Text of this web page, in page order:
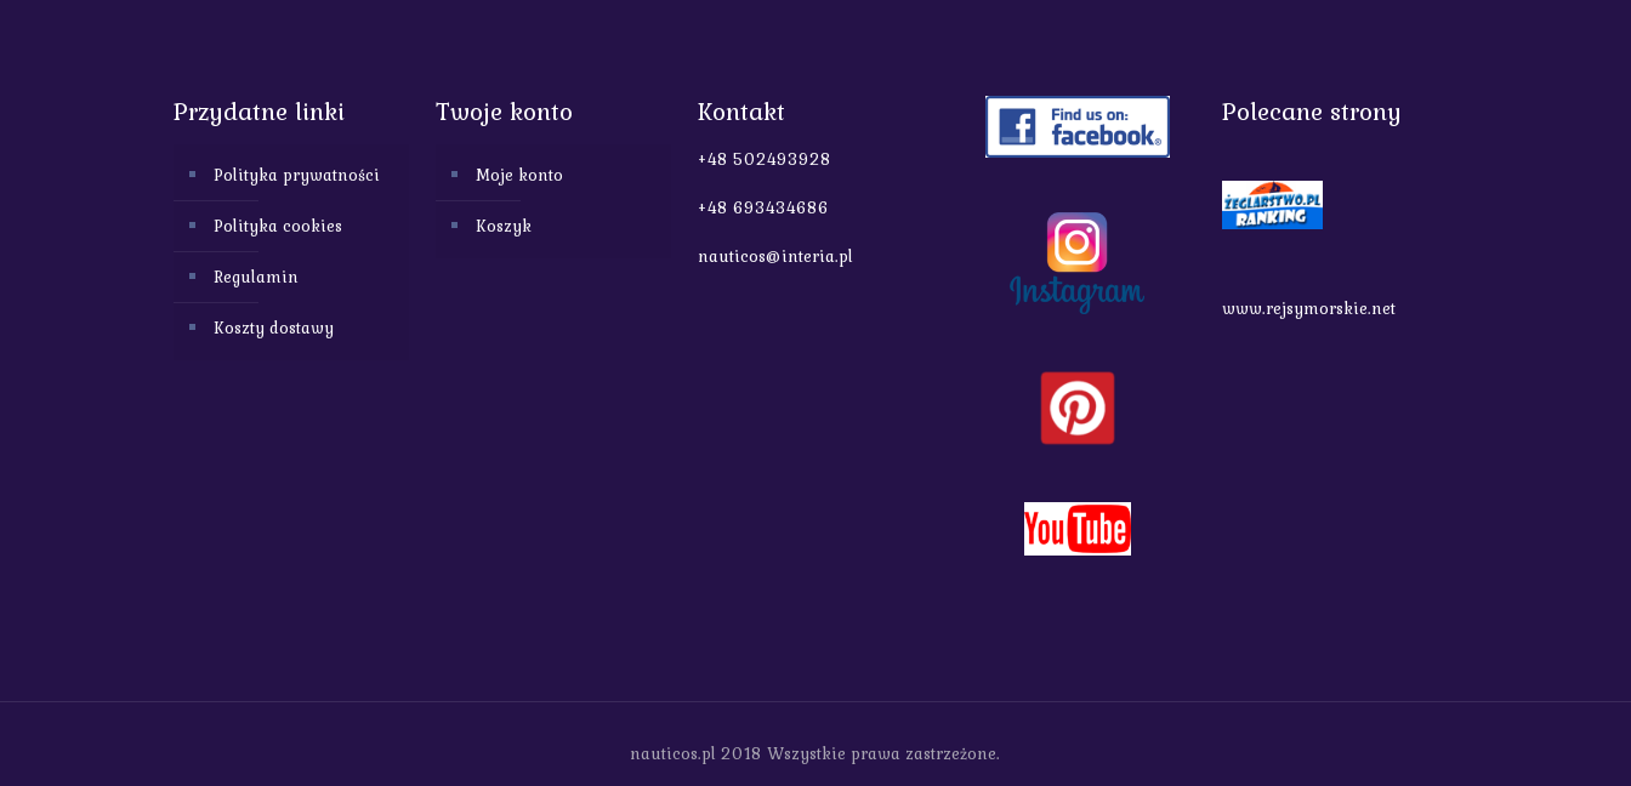
Przydatne linki
Polityka prywatności
Polityka cookies
Regulamin
Koszty dostawy
Twoje konto
Moje konto
Koszyk
Kontakt
+48 502493928
+48 693434686
nauticos@interia.pl
Polecane strony
www.rejsymorskie.net
nauticos.pl 2018 Wszystkie prawa zastrzeżone.